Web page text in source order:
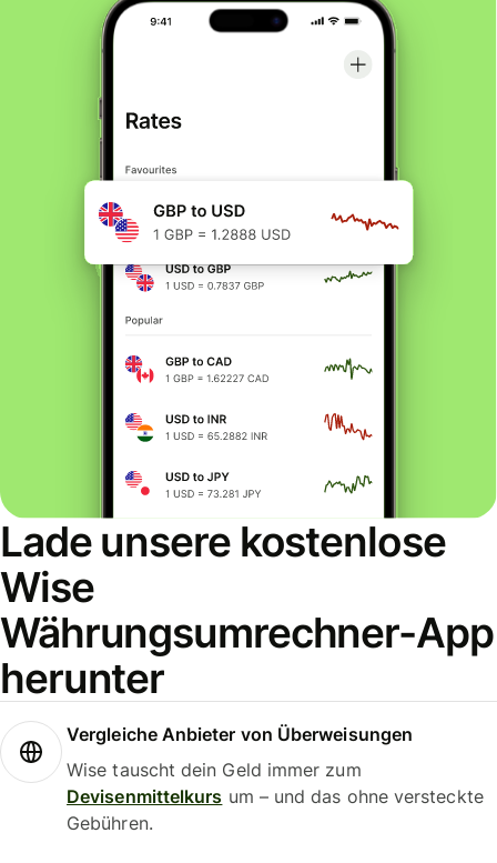
Lade unsere kostenlose
Wise
Währungsumrechner-App
herunter
Vergleiche Anbieter von Überweisungen
Wise tauscht dein Geld immer zum
Devisenmittelkurs um – und das ohne versteckte
Gebühren.